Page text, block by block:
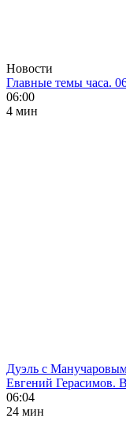
Новости
Главные темы часа.
06:00
4 мин
Дуэль с
Евгений Герасимов.
06:04
24 мин